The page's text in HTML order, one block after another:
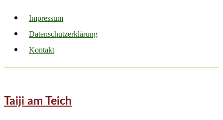
Impressum
Datenschutzerklärung
Kontakt
Taiji am Teich